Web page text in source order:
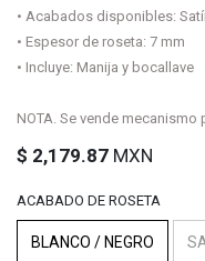
• Acabados disponibles:
• Espesor de roseta: 7 mm
• Incluye: Manija y bocallave
NOTA. Se vende mecanismo
$ 2,179.87 MXN
ACABADO DE ROSETA
BLANCO / NEGRO